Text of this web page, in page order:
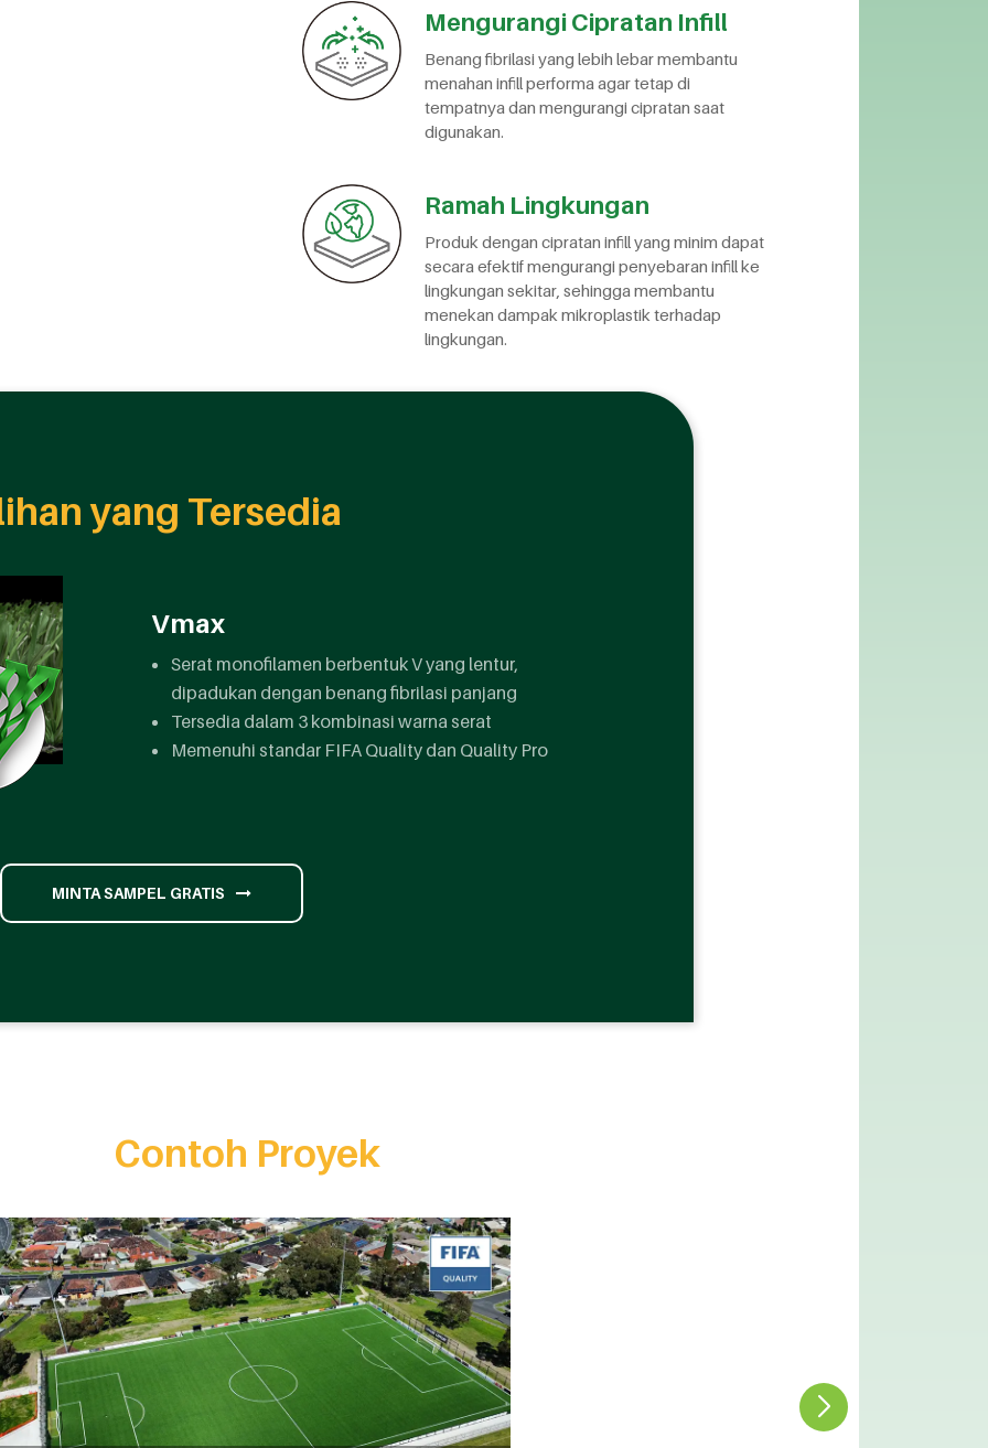
Mengurangi Cipratan Infill
Benang fibrilasi yang lebih lebar membantu
menahan infill performa agar tetap di
tempatnya dan mengurangi cipratan saat
digunakan.
Ramah Lingkungan
Produk dengan cipratan infill yang minim dapat
secara efektif mengurangi penyebaran infill ke
lingkungan sekitar, sehingga membantu
menekan dampak mikroplastik terhadap
lingkungan.
yang Tersedia
Vmax
Serat monofilamen berbentuk V yang lentur,
dipadukan dengan benang fibrilasi panjang
Tersedia dalam 3 kombinasi warna serat
Memenuhi standar FIFA Quality dan Quality Pro
MINTA SAMPEL GRATIS
Contoh Proyek